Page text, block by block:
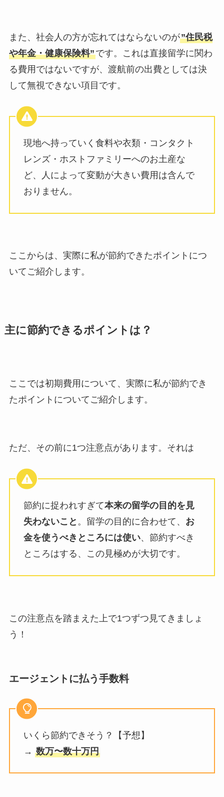
また、社会人の方が忘れてはならないのが”住民税
や年金・健康保険料”です。これは直接留学に関わ
る費用ではないですが、渡航前の出費としては決
して無視できない項目です。
現地へ持っていく食料や衣類・コンタクト
レンズ・ホストファミリーへのお土産な
ど、人によって変動が大きい費用は含んで
おりません。
ここからは、実際に私が節約できたポイントにつ
いてご紹介します。
主に節約できるポイントは？
ここでは初期費用について、実際に私が節約でき
たポイントについてご紹介します。
ただ、その前に1つ注意点があります。それは
節約に捉われすぎて本来の留学の目的を見
失わないこと 。留学の目的に合わせて、 お
金を使うべきところには使い、節約すべき
ところはする、この見極めが大切です。
この注意点を踏まえた上で1つずつ見てきましょ
う！
エージェントに払う手数料
いくら節約できそう？【予想】
→ 数万〜数十万円